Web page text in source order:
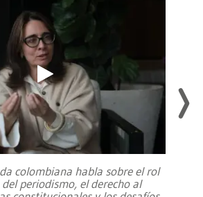
colombiana habla sobre el rol
periodismo, el derecho al